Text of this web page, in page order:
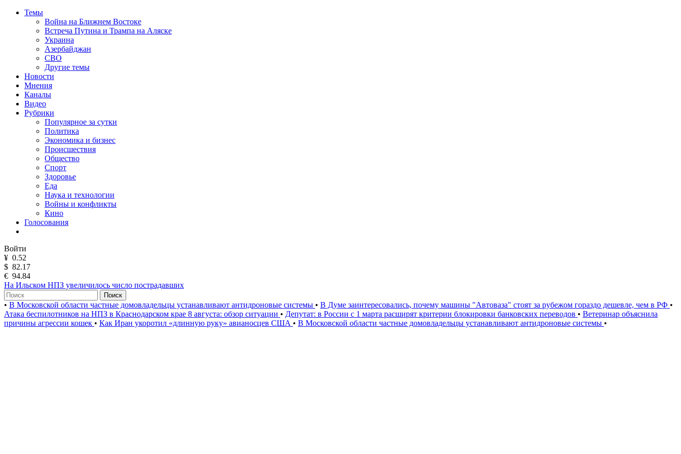
Темы
Война на Ближнем Востоке
Встреча Путина и Трампа на Аляске
Украина
Азербайджан
СВО
Другие темы
Новости
Мнения
Каналы
Видео
Рубрики
Популярное за сутки
Политика
Экономика и бизнес
Происшествия
Общество
Спорт
Здоровье
Еда
Наука и технологии
Войны и конфликты
Кино
Голосования
Войти
¥ 0.52
$ 82.17
€ 94.84
На Ильском НПЗ увеличилось число пострадавших
Поиск
• В Московской области частные домовладельцы устанавливают антидроновые системы • В Думе заинтересовались, почему машины "Автоваза" стоят за рубежом гораздо дешевле, чем в РФ •
Атака беспилотников на НПЗ в Краснодарском крае 8 августа: обзор ситуации • Депутат: в России с 1 марта расширят критерии блокировки банковских переводов • Ветеринар объяснила
причины агрессии кошек • Как Иран укоротил «длинную руку» авианосцев США • В Московской области частные домовладельцы устанавливают антидроновые системы •